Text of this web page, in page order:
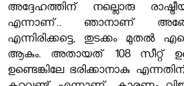
അദ്ദേഹത്തിന് നല്ലൊരു
എന്നാണ്.. ഞാനാണ്
എന്നിരിക്കട്ടെ, തുടക്കം മുതൽ
ആകും. അതായത് 108 സീറ്റ്
ഉണ്ടെങ്കിലേ ഭരിക്കാനാകു